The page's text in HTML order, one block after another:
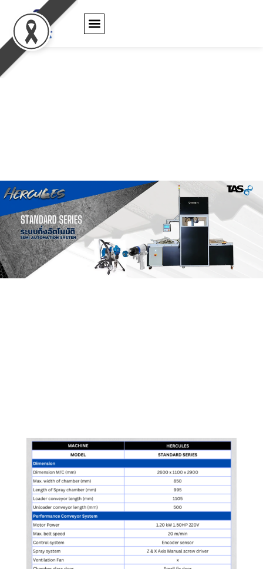
HERCULES
STANDARD Series
T.A.S CORPORATION CO.,LTD.
T.A.S CORPRATION